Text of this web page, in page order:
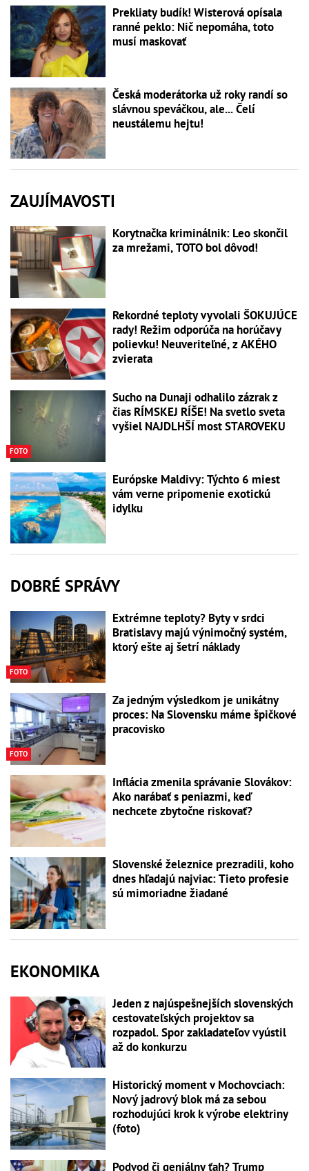
Prekliaty budík! Wisterová opísala
ranné peklo: Nič nepomáha, toto
musí maskovať
Česká moderátorka už roky randí so
slávnou speváčkou, ale... Čelí
neustálemu hejtu!
ZAUJÍMAVOSTI
Korytnačka kriminálnik: Leo skončil
za mrežami, TOTO bol dôvod!
Rekordné teploty vyvolali ŠOKUJÚCE
rady! Režim odporúča na horúčavy
polievku! Neuveriteľné, z AKÉHO
zvierata
FOTO
Sucho na Dunaji odhalilo zázrak z
čias RÍMSKEJ RÍŠE! Na svetlo sveta
vyšiel NAJDLHŠÍ most STAROVEKU
Európske Maldivy: Týchto 6 miest
vám verne pripomenie exotickú
idylku
DOBRÉ SPRÁVY
FOTO
Extrémne teploty? Byty v srdci
Bratislavy majú výnimočný systém,
ktorý ešte aj šetrí náklady
FOTO
Za jedným výsledkom je unikátny
proces: Na Slovensku máme špičkové
pracovisko
Inflácia zmenila správanie Slovákov:
Ako narábať s peniazmi, keď
nechcete zbytočne riskovať?
Slovenské železnice prezradili, koho
dnes hľadajú najviac: Tieto profesie
sú mimoriadne žiadané
EKONOMIKA
Jeden z najúspešnejších slovenských
cestovateľských projektov sa
rozpadol. Spor zakladateľov vyústil
až do konkurzu
Historický moment v Mochovciach:
Nový jadrový blok má za sebou
rozhodujúci krok k výrobe elektriny
(foto)
Podvod či geniálny ťah? Trump